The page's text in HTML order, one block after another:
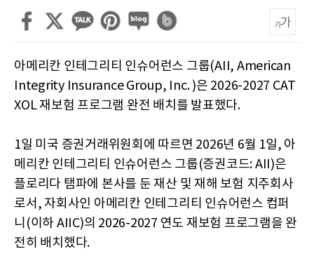
아메리칸 인테그리티 인슈어런스 그룹(AII, American
Integrity Insurance Group, Inc. )은 2026-2027 CAT
XOL 재보험 프로그램 완전 배치를 발표했다.
1일 미국 증권거래위원회에 따르면 2026년 6월 1일, 아
메리칸 인테그리티 인슈어런스 그룹(증권코드: AII)은
플로리다 탬파에 본사를 둔 재산 및 재해 보험 지주회사
로서, 자회사인 아메리칸 인테그리티 인슈어런스 컴퍼
니(이하 AIIC)의 2026-2027 연도 재보험 프로그램을 완
전히 배치했다.